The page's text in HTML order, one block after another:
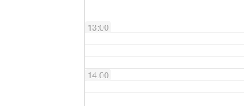
13:00
14:00